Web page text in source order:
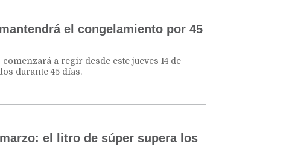
el congelamiento por 45
a regir desde este jueves 14 de
durante 45 días.
el litro de súper supera los